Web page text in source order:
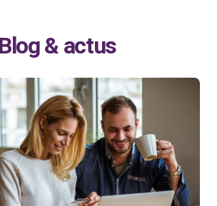
Blog & actus